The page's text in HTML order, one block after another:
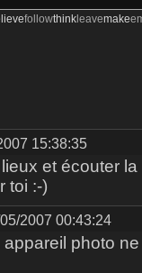
followthinkleavemake
15:38:35
et écouter
toi :-)
2007 00:43:24
photo